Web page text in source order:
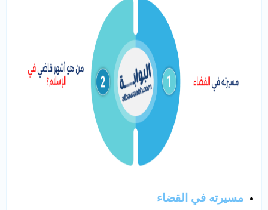
مسيرته في القضاء